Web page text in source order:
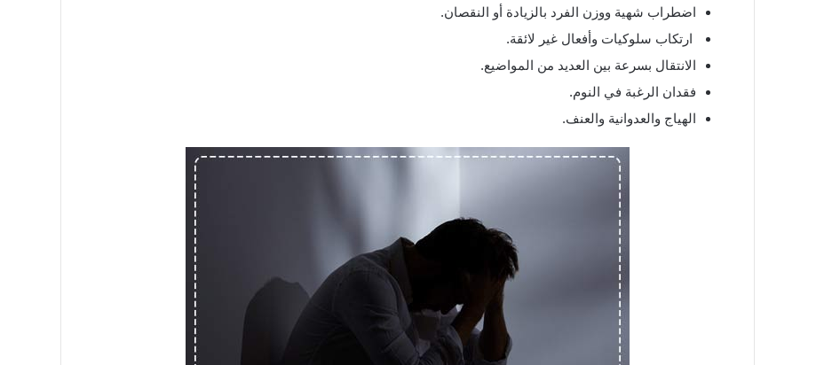
اضطراب شهية ووزن الفرد بالزيادة أو النقصان.
ارتكاب سلوكيات وأفعال غير لائقة.
الانتقال بسرعة بين العديد من المواضيع.
فقدان الرغبة في النوم.
الهياج والعدوانية والعنف.